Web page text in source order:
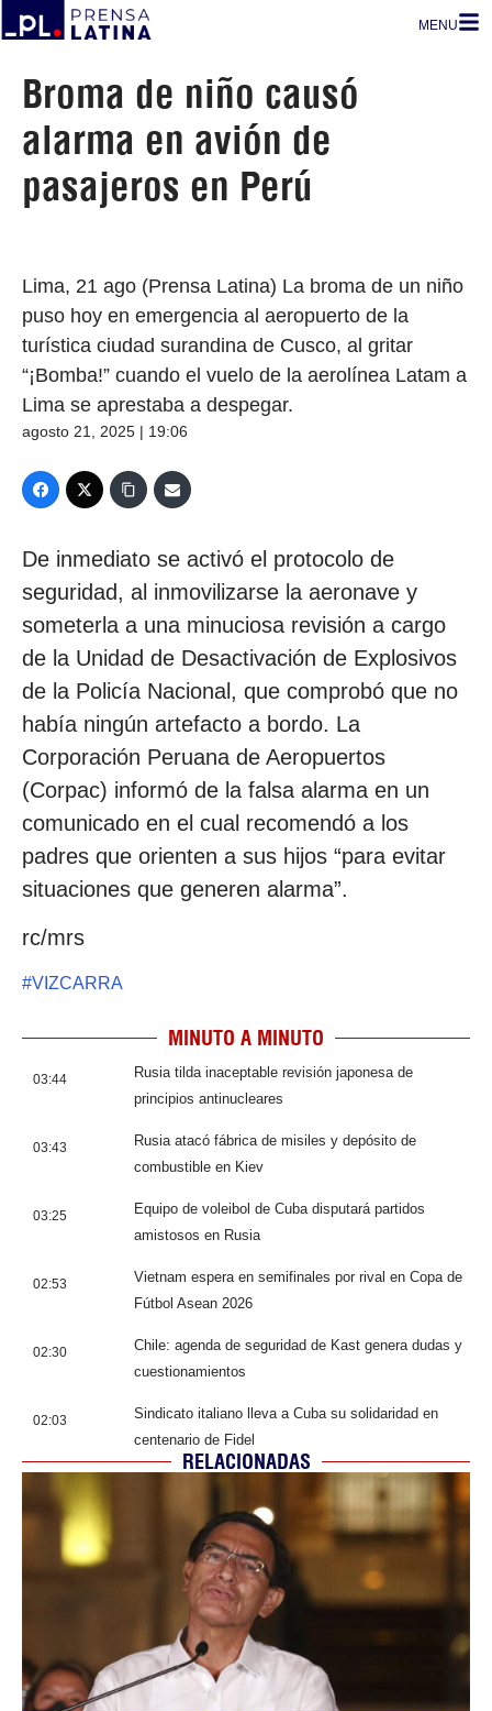
MENU
Broma de niño causó
alarma en avión de
pasajeros en Perú
Lima, 21 ago (Prensa Latina) La broma de un niño
puso hoy en emergencia al aeropuerto de la
turística ciudad surandina de Cusco, al gritar
“¡Bomba!” cuando el vuelo de la aerolínea Latam a
Lima se aprestaba a despegar.
agosto 21, 2025 | 19:06
De inmediato se activó el protocolo de
seguridad, al inmovilizarse la aeronave y
someterla a una minuciosa revisión a cargo
de la Unidad de Desactivación de Explosivos
de la Policía Nacional, que comprobó que no
había ningún artefacto a bordo. La
Corporación Peruana de Aeropuertos
(Corpac) informó de la falsa alarma en un
comunicado en el cual recomendó a los
padres que orienten a sus hijos “para evitar
situaciones que generen alarma”.
rc/mrs
#VIZCARRA
MINUTO A MINUTO
03:44
Rusia tilda inaceptable revisión japonesa de
principios antinucleares
03:43
Rusia atacó fábrica de misiles y depósito de
combustible en Kiev
03:25
Equipo de voleibol de Cuba disputará partidos
amistosos en Rusia
02:53
Vietnam espera en semifinales por rival en Copa de
Fútbol Asean 2026
02:30
Chile: agenda de seguridad de Kast genera dudas y
cuestionamientos
02:03
Sindicato italiano lleva a Cuba su solidaridad en
centenario de Fidel
RELACIONADAS